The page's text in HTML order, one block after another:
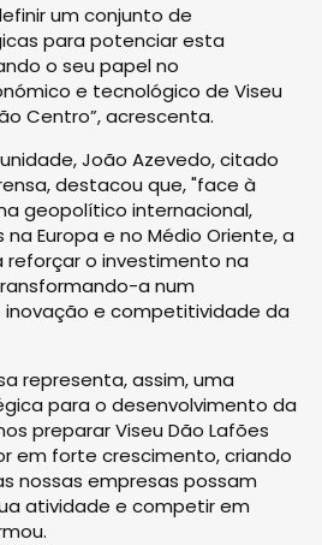
um conjunto de
para potenciar esta
o seu papel no
e tecnológico de Viseu
Centro”, acrescenta.
João Azevedo, citado
destacou que, "face à
geopolítico internacional,
Europa e no Médio Oriente, a
reforçar o investimento na
a num
e competitividade da
representa, assim, uma
para o desenvolvimento da
preparar Viseu Dão Lafões
em forte crescimento, criando
nossas empresas possam
atividade e competir em